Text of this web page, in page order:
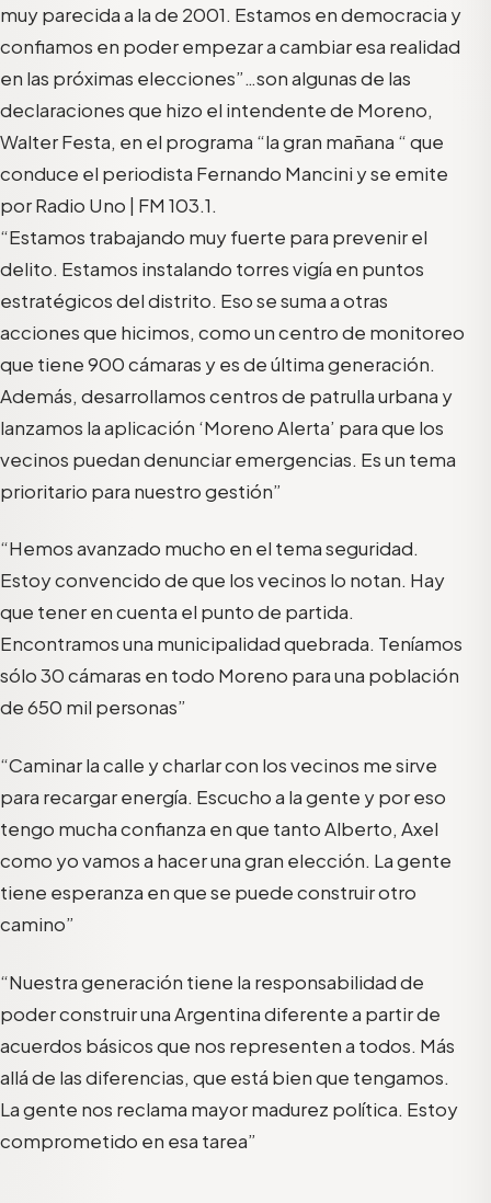
muy parecida a la de 2001. Estamos en democracia y
confiamos en poder empezar a cambiar esa realidad
en las próximas elecciones”…son algunas de las
declaraciones que hizo el intendente de Moreno,
Walter Festa, en el programa “la gran mañana “ que
conduce el periodista Fernando Mancini y se emite
por Radio Uno | FM 103.1.
“Estamos trabajando muy fuerte para prevenir el
delito. Estamos instalando torres vigía en puntos
estratégicos del distrito. Eso se suma a otras
acciones que hicimos, como un centro de monitoreo
que tiene 900 cámaras y es de última generación.
Además, desarrollamos centros de patrulla urbana y
lanzamos la aplicación ‘Moreno Alerta’ para que los
vecinos puedan denunciar emergencias. Es un tema
prioritario para nuestro gestión”
“Hemos avanzado mucho en el tema seguridad.
Estoy convencido de que los vecinos lo notan. Hay
que tener en cuenta el punto de partida.
Encontramos una municipalidad quebrada. Teníamos
sólo 30 cámaras en todo Moreno para una población
de 650 mil personas”
“Caminar la calle y charlar con los vecinos me sirve
para recargar energía. Escucho a la gente y por eso
tengo mucha confianza en que tanto Alberto, Axel
como yo vamos a hacer una gran elección. La gente
tiene esperanza en que se puede construir otro
camino”
“Nuestra generación tiene la responsabilidad de
poder construir una Argentina diferente a partir de
acuerdos básicos que nos representen a todos. Más
allá de las diferencias, que está bien que tengamos.
La gente nos reclama mayor madurez política. Estoy
comprometido en esa tarea”